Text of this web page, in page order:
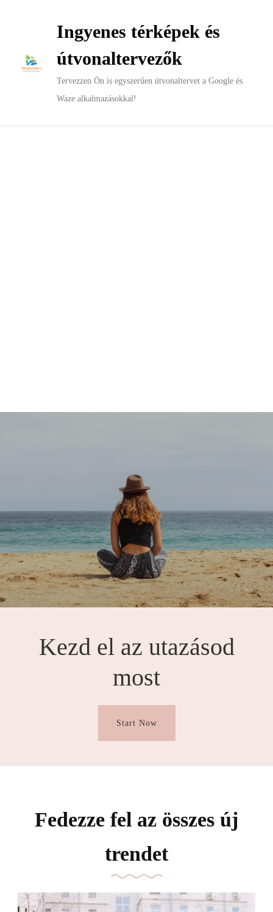
Ingyenes térképek és
útvonaltervezők
Tervezzen Ön is egyszerűen útvonaltervet a Google és
Waze alkalmazásokkal!
Kezd el az utazásod
most
Start Now
Fedezze fel az összes új
trendet